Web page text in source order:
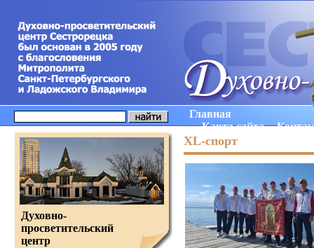
Главная
Карта сайта
XL-спорт
Духовно-
просветительский
центр